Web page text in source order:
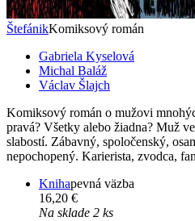
ŠtefánikKomiksový román
Gabriela Kyselová
Michal Baláž
Václav Šlajch
Komiksový román o mužovi
pravá? Všetky alebo žiadna? Muž
slabostí. Zábavný, spoločenský,
nepochopený. Karierista, zvodca,
Knihapevná väzba
16,20 €
Na sklade 2 ks